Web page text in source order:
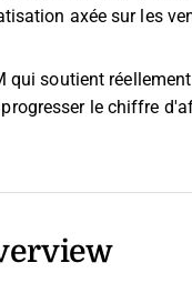
axée sur les
qui soutient
le chiffre